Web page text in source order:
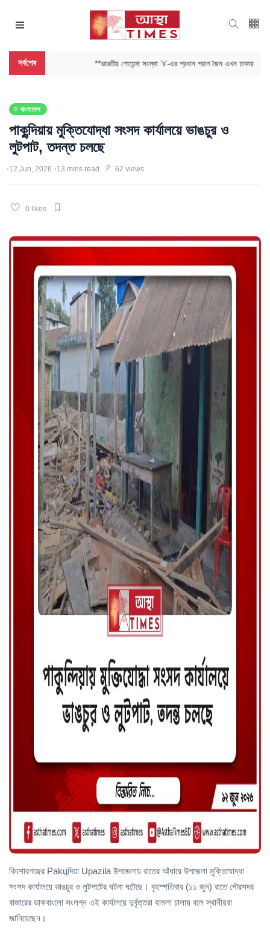
সর্বশেষ **ভারতীয় গোয়েন্দা সংস্থা ‘র’-এর প্রধান পরাগ জৈন এখন ঢাকায়
বাংলাদেশ
পাকুন্দিয়ায় মুক্তিযোদ্ধা সংসদ কার্যালয়ে ভাঙচুর ও
লুটপাট, তদন্ত চলছে
12 Jun, 2026 13 mins read 62 views
0 likes
কিশোরগঞ্জের Pakuন্দিয়া Upazila উপজেলায় রাতের আঁধারে উপজেলা মুক্তিযোদ্ধা
সংসদ কার্যালয়ে ভাঙচুর ও লুটপাটের ঘটনা ঘটেছে। বৃহস্পতিবার (১১ জুন) রাতে পৌরসদর
বাজারের ডাকবাংলো সংলগ্ন এই কার্যালয়ে দুর্বৃত্তরা হামলা চালায় বলে স্থানীয়রা
জানিয়েছেন।